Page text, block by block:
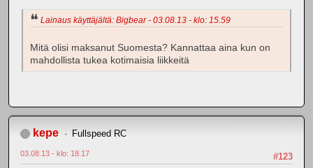
Lainaus käyttäjältä: Bigbear - 03.08.13 - klo: 15.59
Mitä olisi maksanut Suomesta? Kannattaa aina kun on
mahdollista tukea kotimaisia liikkeitä
kepe Fullspeed RC
#123
03.08.13 - klo: 18.17